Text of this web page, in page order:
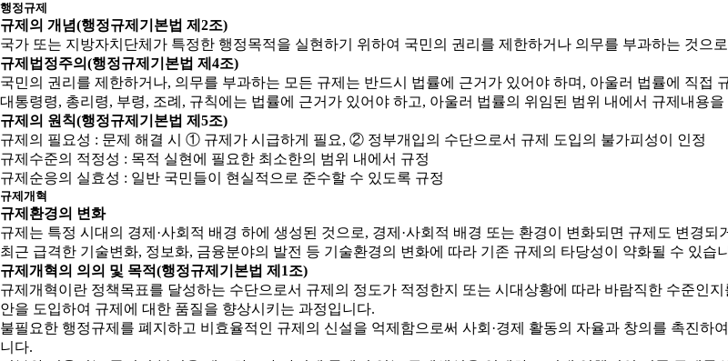
행정규제
규제의 개념(행정규제기본법 제2조)
국가 또는 지방자치단체가 특정한 행정목적을 실현하기 위하여 국민의 권리를 제한하거나 의무를 부과하는 것으
규제법정주의(행정규제기본법 제4조)
국민의 권리를 제한하거나, 의무를 부과하는 모든 규제는 반드시 법률에 근거가 있어야 하며, 아울러 법률에 직접
대통령령, 총리령, 부령, 조례, 규칙에는 법률에 근거가 있어야 하고, 아울러 법률의 위임된 범위 내에서 규제내용
규제의 원칙(행정규제기본법 제5조)
규제의 필요성 : 문제 해결 시 ① 규제가 시급하게 필요, ② 정부개입의 수단으로서 규제 도입의 불가피성이 인정
규제수준의 적정성 : 목적 실현에 필요한 최소한의 범위 내에서 규정
규제순응의 실효성 : 일반 국민들이 현실적으로 준수할 수 있도록 규정
규제개혁
규제환경의 변화
규제는 특정 시대의 경제·사회적 배경 하에 생성된 것으로, 경제·사회적 배경 또는 환경이 변화되면 규제도 변경되
최근 급격한 기술변화, 정보화, 금융분야의 발전 등 기술환경의 변화에 따라 기존 규제의 타당성이 약화될 수 있습
규제개혁의 의의 및 목적(행정규제기본법 제1조)
규제개혁이란 정책목표를 달성하는 수단으로서 규제의 정도가 적정한지 또는 시대상황에 따라 바람직한 수준인
안을 도입하여 규제에 대한 품질을 향상시키는 과정입니다.
불필요한 행정규제를 폐지하고 비효율적인 규제의 신설을 억제함으로써 사회·경제 활동의 자율과 창의를 촉진
니다.